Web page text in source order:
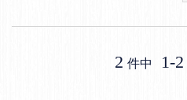
2 件中 1-2